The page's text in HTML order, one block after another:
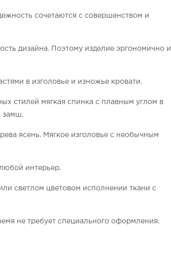
сочетаются с совершенством и
дизайна. Поэтому изделие эргономично и
в изголовье и изножье кровати.
стилей мягкая спинка с плавным углом в
замш.
ясень. Мягкое изголовье с необычным
интерьер.
светлом цветовом исполнении ткани c
не требует специального оформления.